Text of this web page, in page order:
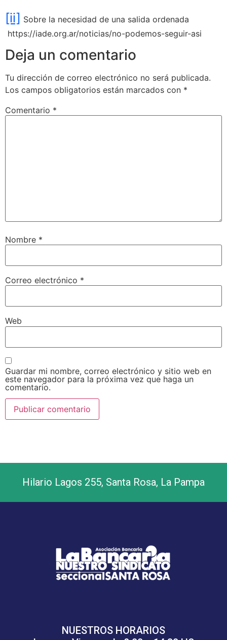
[ii] Sobre la necesidad de una salida ordenada
https://iade.org.ar/noticias/no-podemos-seguir-asi
Deja un comentario
Tu dirección de correo electrónico no será publicada.
Los campos obligatorios están marcados con *
Comentario *
Nombre *
Correo electrónico *
Web
Guardar mi nombre, correo electrónico y sitio web en
este navegador para la próxima vez que haga un
comentario.
Hilario Lagos 255, Santa Rosa, La Pampa
NUESTROS HORARIOS